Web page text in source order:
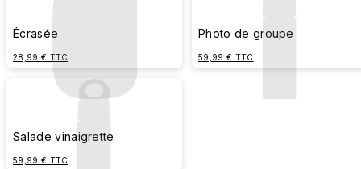
Écrasée
28,99 € TTC
Photo de groupe
59,99 € TTC
Salade vinaigrette
59,99 € TTC